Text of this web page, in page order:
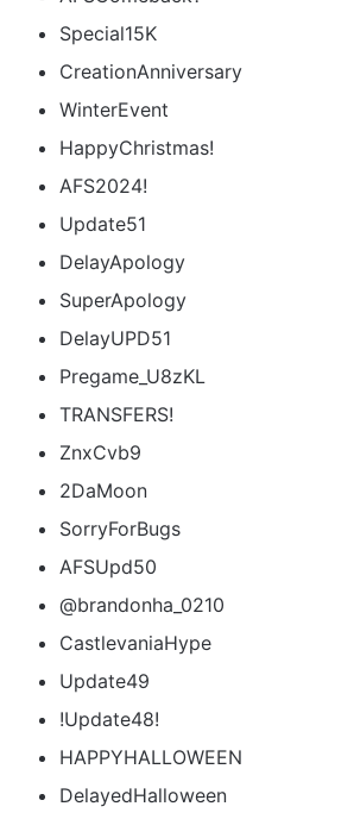
Special15K
CreationAnniversary
WinterEvent
HappyChristmas!
AFS2024!
Update51
DelayApology
SuperApology
DelayUPD51
Pregame_U8zKL
TRANSFERS!
ZnxCvb9
2DaMoon
SorryForBugs
AFSUpd50
@brandonha_0210
CastlevaniaHype
Update49
!Update48!
HAPPYHALLOWEEN
DelayedHalloween